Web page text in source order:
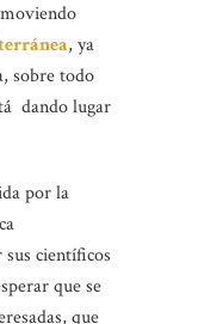
, ya
sobre todo
dando lugar
por la
científicos
que se
que